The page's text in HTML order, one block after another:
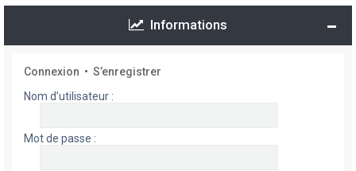
Informations
Connexion • S’enregistrer
Nom d’utilisateur :
Mot de passe :